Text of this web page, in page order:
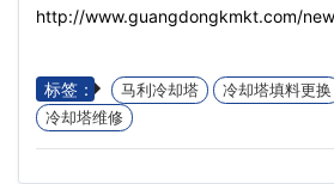
http://www.guangdongkmkt.com/
标签： 马利冷却塔 冷却塔填料更换
冷却塔维修